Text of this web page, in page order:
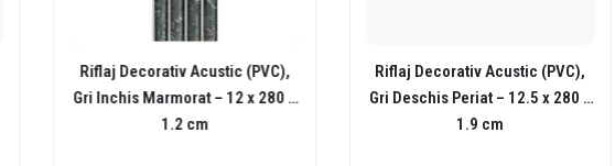
Riflaj Decorativ Acustic (PVC),
Gri Inchis Marmorat – 12 x 280 x
1.2 cm
Riflaj Decorativ Acustic (PVC),
Gri Deschis Periat – 12.5 x 280 x
1.9 cm